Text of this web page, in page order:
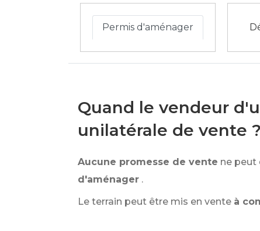
Permis d'aménager
Quand le vendeur
unilatérale de vente ?
Aucune promesse de vente ne peut
d'aménager .
Le terrain peut être mis en vente à